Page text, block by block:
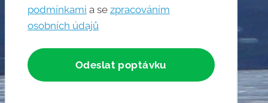
podmínkami a se zpracováním
osobních údajů